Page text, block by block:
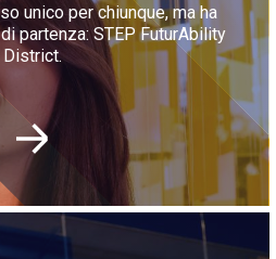
unico per chiunque, ma ha
partenza: STEP FuturAbility
District.
Immagine